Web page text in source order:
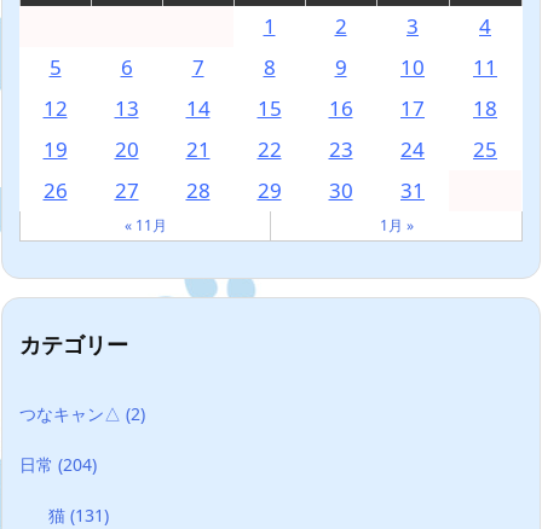
1
2 3
4
5
6 7 8 9 10
11
12
13 14 15 16 17
18
19
20 21 22 23 24
25
26
27 28 29 30 31
« 11月 1月 »
カテゴリー
つなキャン△ (2)
日常 (204)
猫(131)